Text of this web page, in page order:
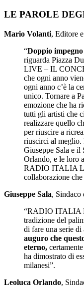
LE PAROLE
Mario Volanti, Editore
“Doppio
riguarda Piazza
LIVE – IL
che ogni anno
ogni anno c’è la
unico. Tornare a
emozione che ha
tutti gli artisti che
realizzare quello
per riuscire a
riuscirci al
Giuseppe Sala e il
Orlando, e le loro
RADIO ITALIA
collaborazione che
Giuseppe Sala,
“RADIO ITALIA
tradizione del
di fare una serie
auguro che
eterno,
ha dimostrato di
milanesi”.
Leoluca Orlando,